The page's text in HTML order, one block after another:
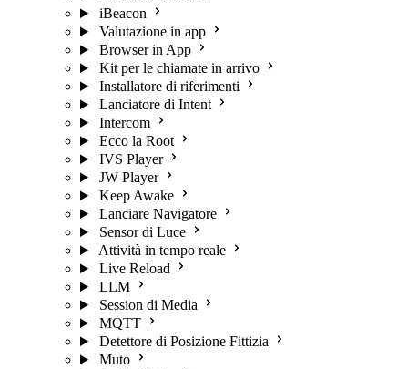
iBeacon
Valutazione in app
Browser in App
Kit per le chiamate in arrivo
Installatore di riferimenti
Lanciatore di Intent
Intercom
Ecco la Root
IVS Player
JW Player
Keep Awake
Lanciare Navigatore
Sensor di Luce
Attività in tempo reale
Live Reload
LLM
Session di Media
MQTT
Detettore di Posizione Fittizia
Muto